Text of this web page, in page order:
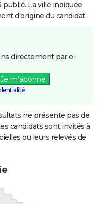
publié. La ville indiquée
d'origine du candidat.
directement par e-
Je m'abonne
ne présente pas de
candidats sont invités à
ou leurs relevés de